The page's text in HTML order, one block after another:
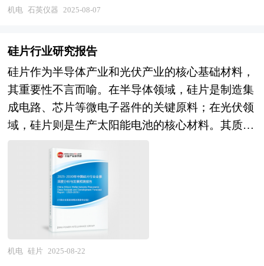
需要不断提升自身的技术水平和创新能力，积极拓
能、大数据等新兴技术的应用，锂电池管理系统将
更加智能化，能够实现对电池状态的 本研究咨询
报告由中研普华咨询公司领衔撰写，在大量周密的
市场调研基础上，主要依据了国家统计局、国家商
务部、国家发改委、国家经济信息中心、国务院发
展研究中心、国家海关总署、全国商业信息中心、
中国经济景气监测中心、中国行业研究网、全国及
海外相关报刊杂志的基础信息以及锂电池行业研究
单位等公布和提供的大量资料。报告对我国锂电池
行业的供需状况、发展现状、子行业发展变化等进
行了分析，重点分析了国内外锂电池行业的发展现
状、如何面对行业的发展挑战、行业的发展建议、
行业竞争力，以及行业的投资分析和趋势预测等
石英仪器报告绝对如实地反映客观情况，叙述、说
确。研究报告的文字也简单、明了、通顺、流畅，
既明白如话，又把研究的效果准确地、科学地表达
出来。石英仪器研究报告以行业为研究对象，并基
于行业的现状，行业经济运行数据，行业供需现
状，行业竞争格局，重点企业经营分析，行业产业
链分析，市场集中度等现实指标，分析预测行业的
发展前景和投资价值。通过最深入的数据挖掘，对
行业进行严谨分析，从多个角度去评估企业市场地
位，准确挖掘企业的成长性，已经为众多企业带来
了最专业的研究和最有价值的咨询服务过程。 本
研究咨询报告由中研普华咨询公司领衔撰写，在大
量周密的市场调研基础上，主要依据了国家统计
局、国家商务部、国家发改委、国家经济信息中
机电 石英仪器 2025-08-07
硅片行业研究报告
硅片作为半导体产业和光伏产业的核心基础材料，
其重要性不言而喻。在半导体领域，硅片是制造集
成电路、芯片等微电子器件的关键原料；在光伏领
域，硅片则是生产太阳能电池的核心材料。其质量
稳定性和使用寿命。随着全球数字化转型的加速以
及对清洁能源的需求不断增长，硅片行业在推动信
息技术和能源转型中扮演着至关重要的角色。 当
前，中国硅片行业正处于快速发展和转型升级的关
键时期。在半导体硅片领域，国内企业通过不断加
大研发投入和技术引进，逐步实现了从低附加值的
机电 硅片 2025-08-22